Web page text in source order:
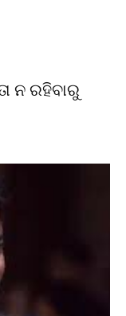
ନ ରହିବାରୁ